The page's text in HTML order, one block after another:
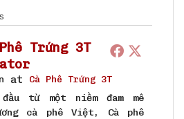
Trứng 3T
at Cà Phê Trứng 3T
từ một niềm đam mê
cà phê Việt, Cà phê